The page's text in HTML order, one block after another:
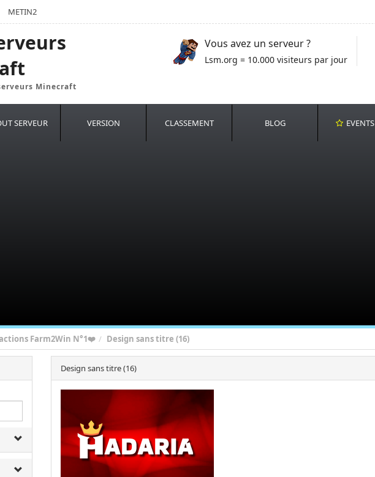
METIN2
Minecraft
Vous avez un serveur ?
Lsm.org = 10.000 visiteurs par jour
SERVEUR VERSION CLASSEMENT BLOG EVENTS
Farm2Win N°1❤️ Design sans titre (16)
Design sans titre (16)